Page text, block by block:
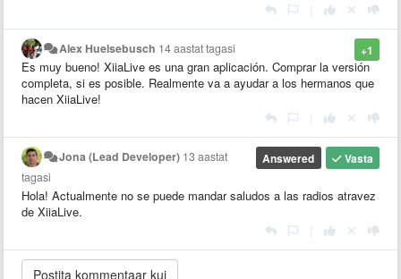
+1
Alex Huelsebusch 14 aastat tagasi
Es muy bueno! XiiaLive es una gran aplicación. Comprar la versión
completa, si es posible. Realmente va a ayudar a los hermanos que
hacen XiiaLive!
Vasta
Answered
Jona (Lead Developer) 13 aastat
tagasi
Hola! Actualmente no se puede mandar saludos a las radios atravez
de XiiaLive.